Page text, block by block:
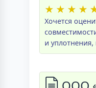
★ ★ ★ ★
Хочется
и